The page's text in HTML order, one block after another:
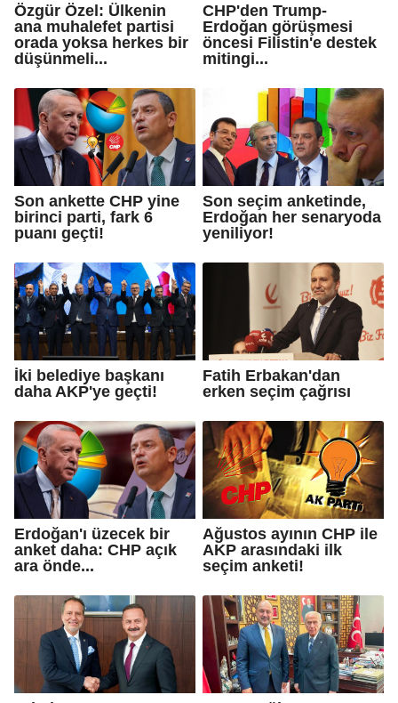
Özgür Özel: Ülkenin
ana muhalefet partisi
orada yoksa herkes bir
düşünmeli...
CHP'den Trump-
Erdoğan görüşmesi
öncesi Filistin'e destek
mitingi...
Son ankette CHP yine
birinci parti, fark 6
puanı geçti!
Son seçim anketinde,
Erdoğan her senaryoda
yeniliyor!
İki belediye başkanı
daha AKP'ye geçti!
Fatih Erbakan'dan
erken seçim çağrısı
Erdoğan'ı üzecek bir
anket daha: CHP açık
ara önde...
Ağustos ayının CHP ile
AKP arasındaki ilk
seçim anketi!